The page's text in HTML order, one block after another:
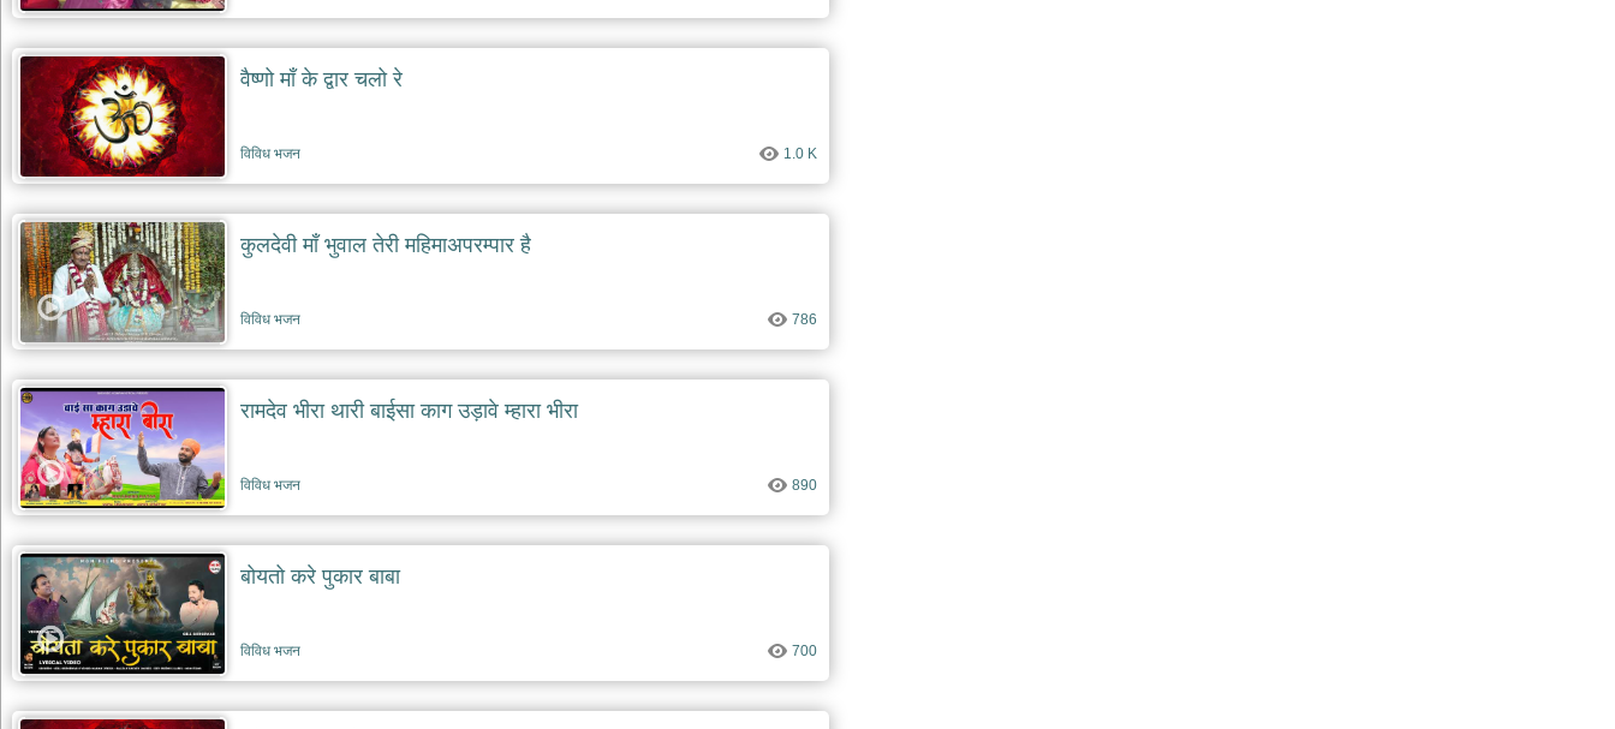
साईं
भजन
sai
bhajans
जैन
भजन
jain
bhajans
दुर्गा
भजन
durga
bhajans
गणेश
भजन
bhajans
राम
भजन
raam
bhajans
गुरुदेव
भजन
gurudev
bhajans
विविध
भजन
miscellaneous
वैष्णो माँ के द्वार चलो रे
विविध भजन 1.0 K
कुलदेवी माँ भुवाल तेरी महिमाअपरम्पार है
विविध भजन 786
रामदेव भीरा थारी बाईसा काग उड़ावे म्हारा भीरा
विविध भजन 890
बोयतो करे पुकार बाबा
विविध भजन 700